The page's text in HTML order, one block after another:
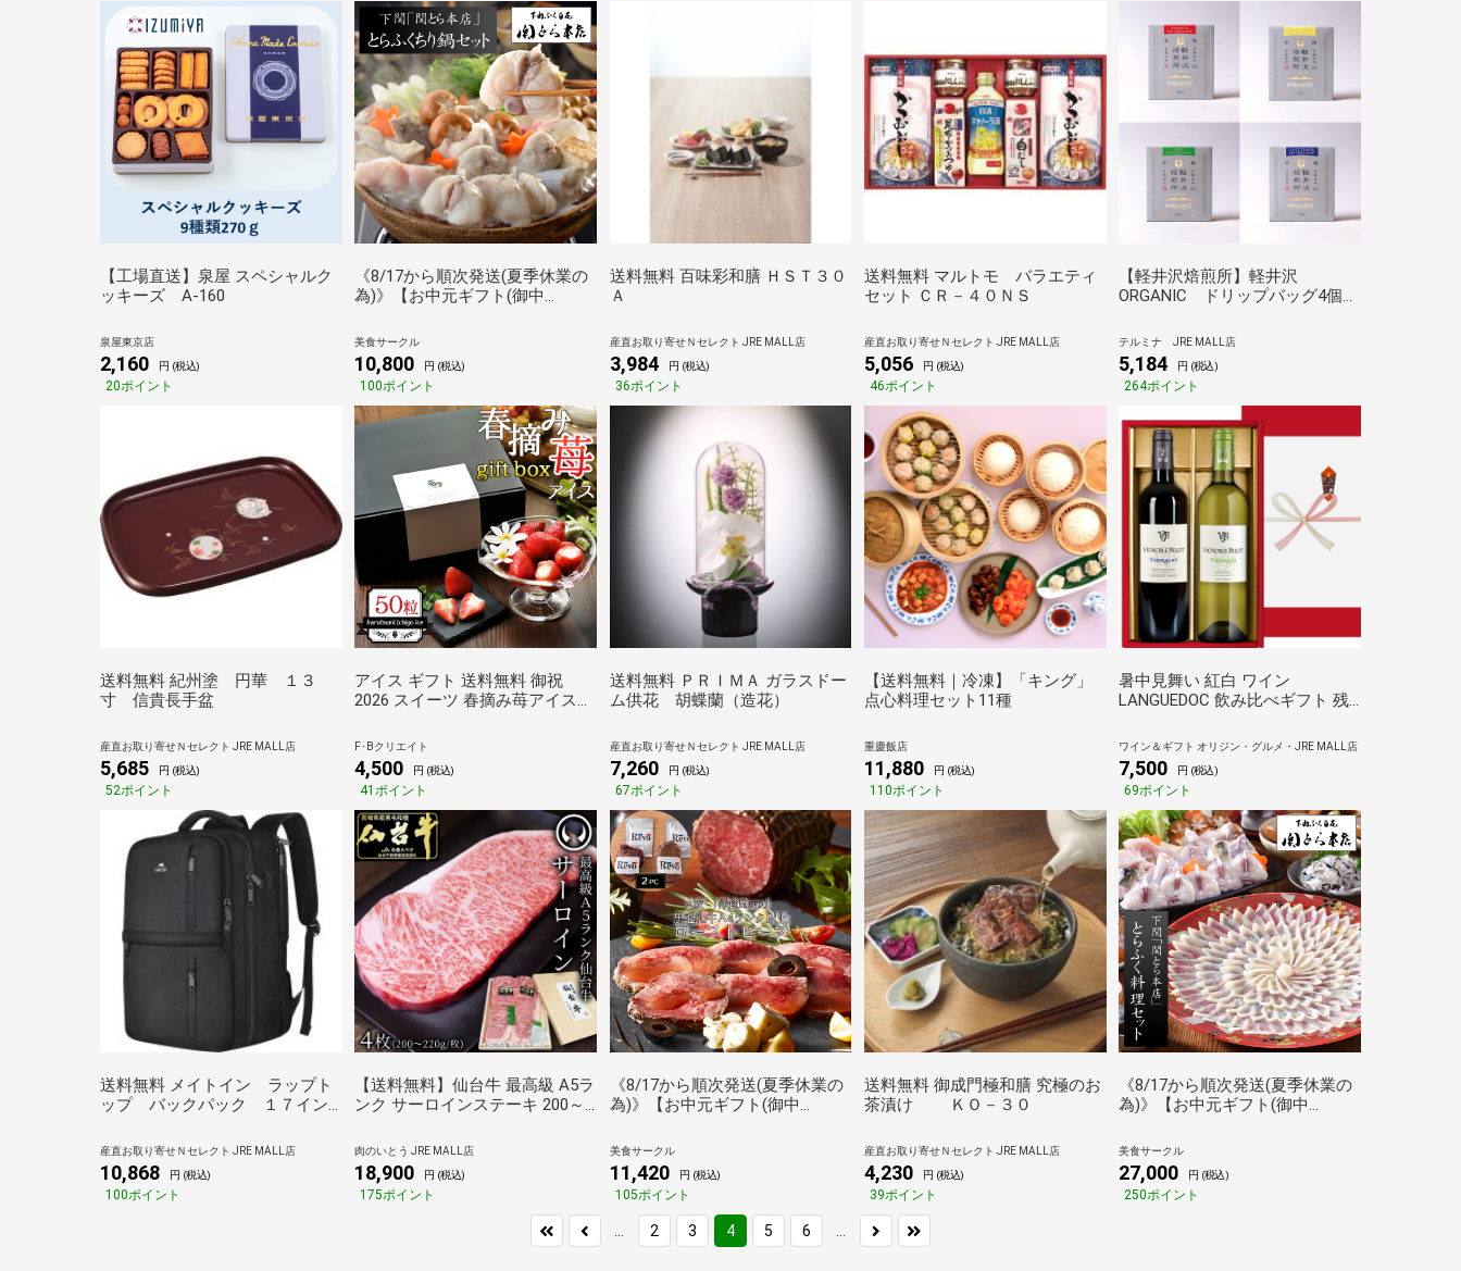
【工場直送】泉屋 スペシャルク
ッキーズ A-160
泉屋東京店
2,160 円 (税込)
20ポイント
《8/17から順次発送(夏季休業の
為)》【お中元ギフト(御中
店」とらふくちり鍋セット（と
らふぐちり・ふぐつみれ(ふぐ鍋
セット)＆ふぐ白子豆腐）[送料無
料]（のし対応可能）
美食サークル
10,800 円 (税込)
100ポイント
送料無料 百味彩和膳 ＨＳＴ３０
Ａ
産直お取り寄せＮセレクト JRE MALL店
3,984 円 (税込)
36ポイント
送料無料 マルトモ バラエティ
セット ＣＲ－４０ＮＳ
産直お取り寄せＮセレクト JRE MALL店
5,056 円 (税込)
46ポイント
【軽井沢焙煎所】軽井沢
ORGANIC ドリップバッグ4個セ
テルミナ JRE MALL店
5,184 円 (税込)
264ポイント
送料無料 紀州塗 円華 １３
寸 信貴長手盆
産直お取り寄せＮセレクト JRE MALL店
5,685 円 (税込)
52ポイント
アイス ギフト 送料無料 御祝
2026 スイーツ 春摘み苺アイス
ス
F･Bクリエイト
4,500 円 (税込)
41ポイント
送料無料 ＰＲＩＭＡ ガラスドー
ム供花 胡蝶蘭（造花）
産直お取り寄せＮセレクト JRE MALL店
7,260 円 (税込)
67ポイント
【送料無料｜冷凍】「キング」
点心料理セット11種
重慶飯店
11,880 円 (税込)
110ポイント
暑中見舞い 紅白 ワイン
LANGUEDOC 飲み比べギフト 残
ージカード】 南フランス ドメー
ヌ・ベロ 辛口 750ml 2本 赤ワイ
ン 白ワイン 赤白セット シラー
グルナッシュ ヴィオニエ ギフト
箱付 贈答 会社 上司 お中元 送料
無料
ワイン＆ギフト オリジン・グルメ・JRE MALL店
7,500 円 (税込)
69ポイント
送料無料 メイトイン ラップト
ップ バックパック １７イン
産直お取り寄せＮセレクト JRE MALL店
10,868 円 (税込)
100ポイント
【送料無料】仙台牛 最高級 A5ラ
ンク サーロインステーキ 200～
ンド牛 牛肉 焼肉 母の日 父の日
お歳暮 御歳暮 ギフト 贈答 お祝
い 御祝 内祝い お取り寄せ 仙台
名物 グルメ プレゼント ][冷凍配
肉のいとう JRE MALL店
18,900 円 (税込)
175ポイント
《8/17から順次発送(夏季休業の
為)》【お中元ギフト(御中
evo」 黒毛和牛Ａ4ランク以上ロ
ーストビーフ(2セット)[送料無料]
（のし対応可能）
美食サークル
11,420 円 (税込)
105ポイント
送料無料 御成門極和膳 究極のお
茶漬け ＫＯ－３０
産直お取り寄せＮセレクト JRE MALL店
4,230 円 (税込)
39ポイント
《8/17から順次発送(夏季休業の
為)》【お中元ギフト(御中
店」とらふく料理セット（とら
ふぐ刺身 33cm皿＆とらふぐちり
(ふぐ鍋セット)）[送料無料]（の
し対応可能）
美食サークル
27,000 円 (税込)
250ポイント
... 2 3 4 5 6 ...